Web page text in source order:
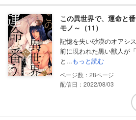
この異世界で、運命と
モノ～（11）
記憶を失い砂漠のオアシ
前に現われた黒い獣人が
と...もっと読む
28
配信日：2022/08/03